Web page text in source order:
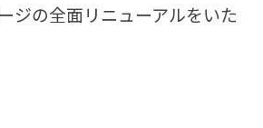
ジの全面リニューアルをいた